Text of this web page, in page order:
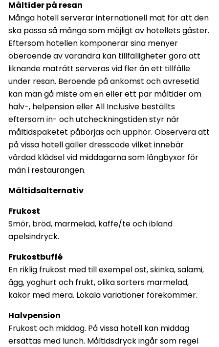
Måltider på resan
Många hotell serverar internationell mat för att den
ska passa så många som möjligt av hotellets gäster.
Eftersom hotellen komponerar sina menyer
oberoende av varandra kan tillfälligheter göra att
liknande maträtt serveras vid fler än ett tillfälle
under resan. Beroende på ankomst och avresetid
kan man gå miste om en eller ett par måltider om
halv-, helpension eller All Inclusive beställts
eftersom in- och utcheckningstiden styr när
måltidspaketet påbörjas och upphör. Observera att
på vissa hotell gäller dresscode vilket innebär
vårdad klädsel vid middagarna som långbyxor för
män i restaurangen.
Måltidsalternativ
Frukost
Smör, bröd, marmelad, kaffe/te och ibland
apelsindryck.
Frukostbuffé
En riklig frukost med till exempel ost, skinka, salami,
ägg, yoghurt och frukt, olika sorters marmelad,
kakor med mera. Lokala variationer förekommer.
Halvpension
Frukost och middag. På vissa hotell kan middag
ersättas med lunch. Måltidsdryck ingår som regel